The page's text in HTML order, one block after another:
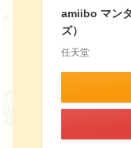
amiibo マン
ズ）
任天堂